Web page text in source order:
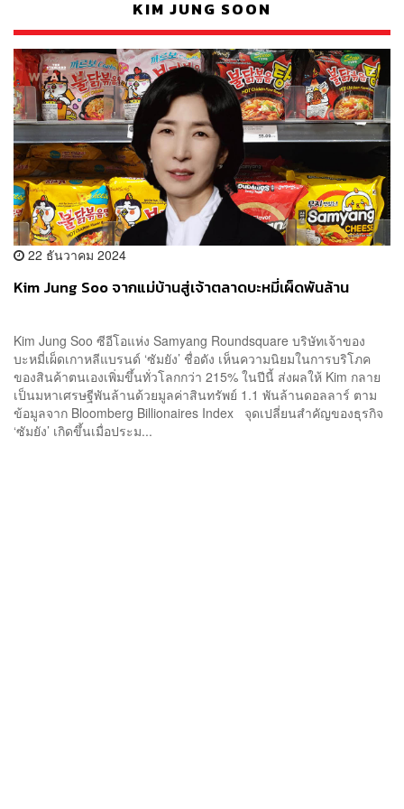
KIM JUNG SOON
22 ธันวาคม 2024
Kim Jung Soo จากแม่บ้านสู่เจ้าตลาดบะหมี่เผ็ดพันล้าน
Kim Jung Soo ซีอีโอแห่ง Samyang Roundsquare บริษัทเจ้าของ
บะหมี่เผ็ดเกาหลีแบรนด์ ‘ซัมยัง’ ชื่อดัง เห็นความนิยมในการบริโภค
ของสินค้าตนเองเพิ่มขึ้นทั่วโลกกว่า 215% ในปีนี้ ส่งผลให้ Kim กลาย
เป็นมหาเศรษฐีพันล้านด้วยมูลค่าสินทรัพย์ 1.1 พันล้านดอลลาร์ ตาม
ข้อมูลจาก Bloomberg Billionaires Index จุดเปลี่ยนสำคัญของธุรกิจ
‘ซัมยัง’ เกิดขึ้นเมื่อประม...